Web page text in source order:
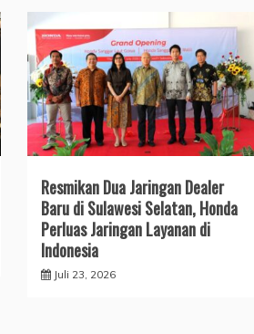
Resmikan Dua Jaringan Dealer
Baru di Sulawesi Selatan, Honda
Perluas Jaringan Layanan di
Indonesia
Juli 23, 2026